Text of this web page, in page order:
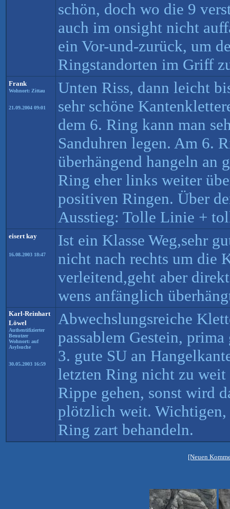
schön, doch wo die 9
auch im onsight nicht
ein Vor-und-zurück, um
Ringstandorten im Griff
Frank
Wohnort: Zittau
21.09.2004 09:01
Unten Riss, dann leicht
sehr schöne
dem 6. Ring kann man
Sanduhren legen. Am 6.
überhängend hangeln an
Ring eher links weiter
positiven Ringen. Über
Ausstieg: Tolle Linie +
eisert kay
16.08.2003 18:47
Ist ein Klasse Weg,sehr
nicht nach rechts um die
verleitend,geht aber
wens anfänglich
Karl-Reinhart
Löwel
Authentifizierter
Benutzer
Wohnort: auf
Asylsuche
30.05.2003 16:59
Abwechslungsreiche
passablem Gestein,
3. gute SU an
letzten Ring nicht zu weit
Rippe gehen, sonst wird
plötzlich weit. Wichtigen,
Ring zart behandeln.
[Neuen